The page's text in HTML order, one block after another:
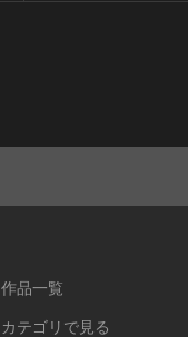
作品一覧
カテゴリで見る